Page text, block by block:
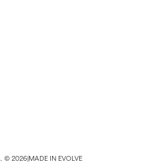
© 2026|MADE IN EVOLVE